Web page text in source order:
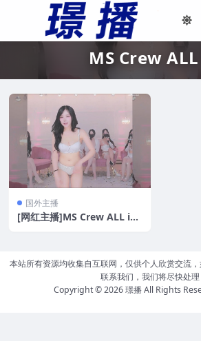
MS Crew
国外主播
[网红主播]MS Crew ALL in
本站所有资源均收集自互联网，仅供个人欣赏交流
联系我们，我们将尽快处理
Copyright © 2026璟播All Rights